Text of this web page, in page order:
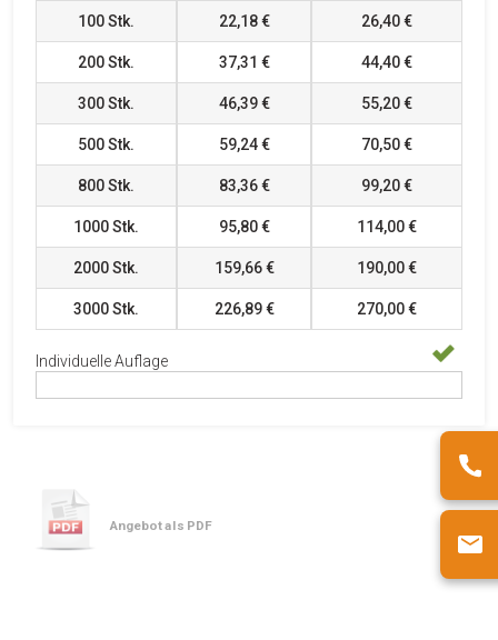
100Stk. 22,18 € 26,40 €
200Stk. 37,31 € 44,40 €
300Stk. 46,39 € 55,20 €
500Stk. 59,24 € 70,50 €
800Stk. 83,36 € 99,20 €
1000Stk. 95,80 € 114,00 €
2000Stk. 159,66 € 190,00 €
3000Stk. 226,89 € 270,00 €
Individuelle Auflage
Angebot als PDF